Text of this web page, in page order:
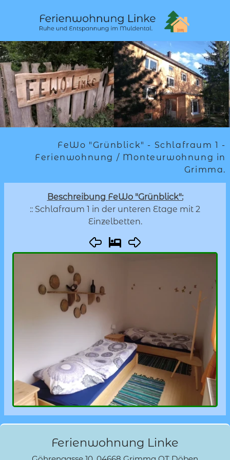
FeWo "Grünblick" - Schlafraum 1 -
Ferienwohnung / Monteurwohnung in
Grimma.
Beschreibung FeWo "Grünblick":
:: Schlafraum 1 in der unteren Etage mit 2
Einzelbetten.
Ferienwohnung Linke